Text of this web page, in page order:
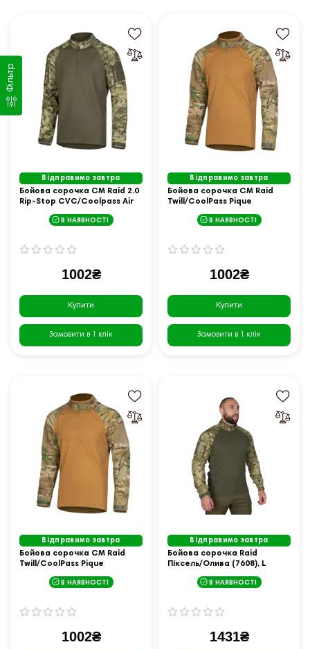
Фільтр
Відправимо завтра
Бойова сорочка CM Raid 2.0
Rip-Stop CVC/Coolpass Air
В НАЯВНОСТІ
1002₴
Купити
Замовити в 1 клік
Відправимо завтра
Бойова сорочка CM Raid
Twill/CoolPass Pique
В НАЯВНОСТІ
1002₴
Купити
Замовити в 1 клік
Відправимо завтра
Бойова сорочка CM Raid
Twill/CoolPass Pique
В НАЯВНОСТІ
1002₴
Відправимо завтра
Бойова сорочка Raid
Піксель/Олива (7608), L
В НАЯВНОСТІ
1431₴